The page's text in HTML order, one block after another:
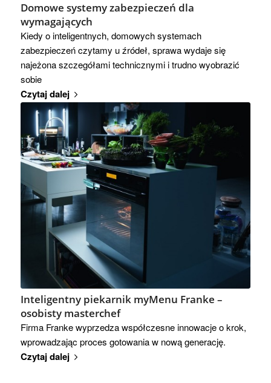
Domowe systemy zabezpieczeń dla
wymagających
Kiedy o inteligentnych, domowych systemach
zabezpieczeń czytamy u źródeł, sprawa wydaje się
najeżona szczegółami technicznymi i trudno wyobrazić
sobie
Czytaj dalej
Inteligentny piekarnik myMenu Franke –
osobisty masterchef
Firma Franke wyprzedza współczesne innowacje o krok,
wprowadzając proces gotowania w nową generację.
Czytaj dalej